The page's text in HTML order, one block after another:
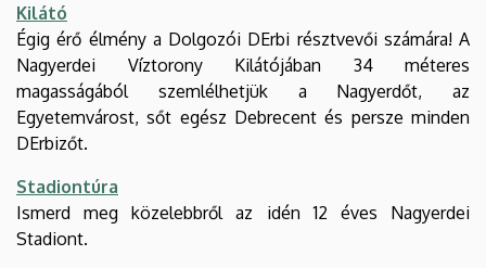
Kilátó
Égig érő élmény a Dolgozói DErbi résztvevői számára! A
Nagyerdei Víztorony Kilátójában 34 méteres
magasságából szemlélhetjük a Nagyerdőt, az
Egyetemvárost, sőt egész Debrecent és persze minden
DErbizőt.
Stadiontúra
Ismerd meg közelebbről az idén 12 éves Nagyerdei
Stadiont.